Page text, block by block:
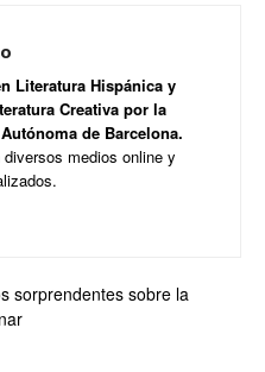
Literatura Hispánica y
Creativa por la
de Barcelona.
diversos medios online y
sorprendentes sobre la